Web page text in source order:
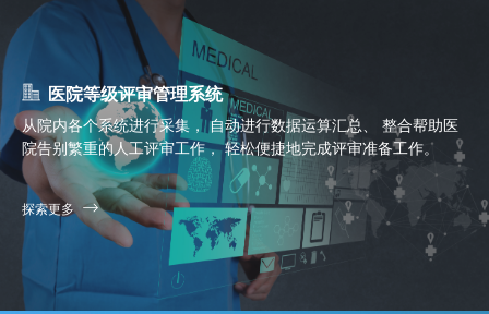
医院等级评审管理系统
从院内各个系统进行采集， 自动进行数据运算汇总、 整合帮助医
院告别繁重的人工评审工作， 轻松便捷地完成评审准备工作。
探索更多